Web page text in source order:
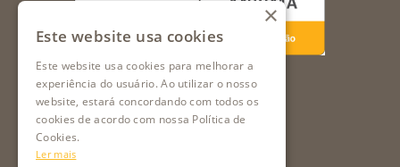
×
Este website usa cookies
Este website usa cookies para melhorar a
experiência do usuário. Ao utilizar o nosso
website, estará concordando com todos os
cookies de acordo com nossa Política de
Cookies.
Ler mais